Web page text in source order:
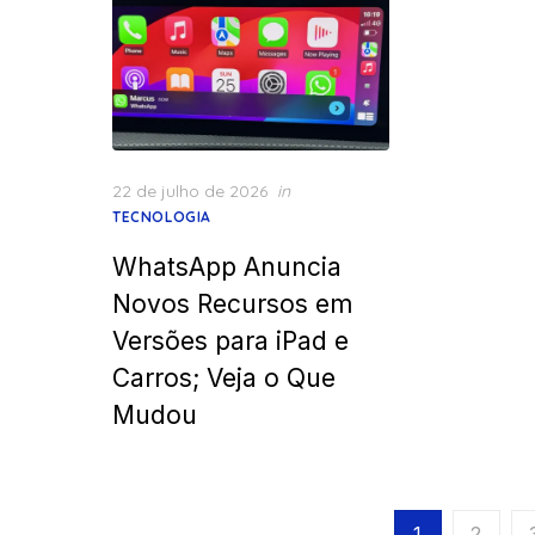
Posted
on
22 de julho de 2026 in
TECNOLOGIA
WhatsApp Anuncia
Novos Recursos em
Versões para iPad e
Carros; Veja o Que
Mudou